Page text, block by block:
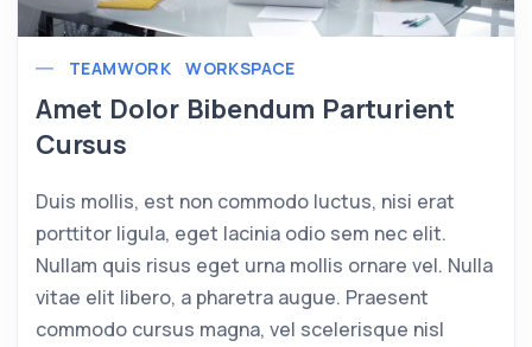
TEAMWORK WORKSPACE
Amet Dolor Bibendum Parturient
Cursus
Duis mollis, est non commodo luctus, nisi erat
porttitor ligula, eget lacinia odio sem nec elit.
Nullam quis risus eget urna mollis ornare vel. Nulla
vitae elit libero, a pharetra augue. Praesent
commodo cursus magna, vel scelerisque nisl